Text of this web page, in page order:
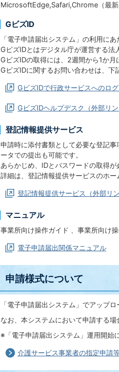
MicrosoftEdge,Safari,Chrome（最新
GビズID
「電子申請届出システム」
GビズIDとはデジタル庁が運
GビズIDの取得には、2週
GビズIDに関するお問い合わせは、下
GビズIDで行政サービスへのロ
GビズIDヘルプデスク（外部リン
登記情報提供サービス
申請時に添付書類として必要な登記
ータでの提出も可
あらかじめ、IDとパスワ
詳細は、登記情報提供サービスのホー
登記情報提供サービス（外部リン
マニュアル
事業所向け操作ガイド 、事業所向け
電子申請届出関係マニュアル
申請様式について
「電子申請届出システム」でアップ
なお、本システムにおいて申請する
※「電子申請届出システム」運用開始
介護サービス事業者の指定申請